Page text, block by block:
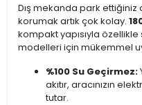
Dış mekanda park ettiğiniz
korumak artık çok kolay.
kompakt yapısıyla
modelleri için mükemmel
%100 Su Geçirmez:
akıtır, aracınızın
tutar.